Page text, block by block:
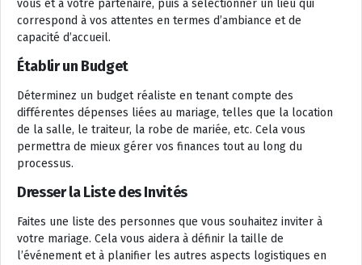
vous et à votre partenaire, puis à sélectionner un lieu qui
correspond à vos attentes en termes d’ambiance et de
capacité d’accueil.
Établir un Budget
Déterminez un budget réaliste en tenant compte des
différentes dépenses liées au mariage, telles que la location
de la salle, le traiteur, la robe de mariée, etc. Cela vous
permettra de mieux gérer vos finances tout au long du
processus.
Dresser la Liste des Invités
Faites une liste des personnes que vous souhaitez inviter à
votre mariage. Cela vous aidera à définir la taille de
l’événement et à planifier les autres aspects logistiques en